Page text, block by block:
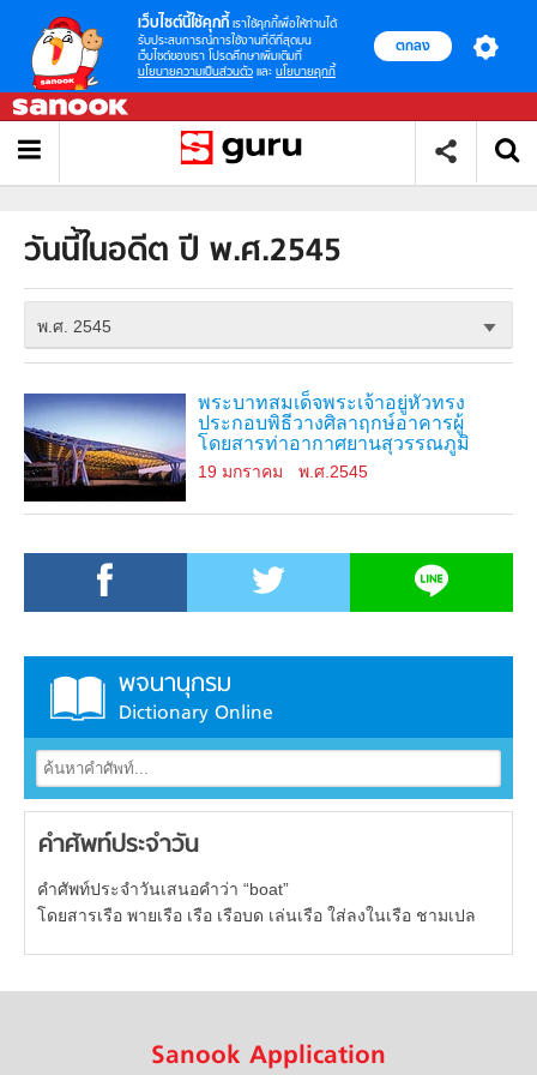
เว็บไซต์นี้ใช้คุกกี้ เราใช้คุกกี้เพื่อให้ท่านได้
รับประสบการณ์การใช้งานที่ดีที่สุดบน
เว็บไซต์ของเรา โปรดศึกษาเพิ่มเติมที่
นโยบายความเป็นส่วนตัว และ นโยบายคุกกี้
ตกลง
วันนี้ในอดีต ปี พ.ศ.2545
พ.ศ. 2545
พระบาทสมเด็จพระเจ้าอยู่หัวทรง
ประกอบพิธีวางศิลาฤกษ์อาคารผู้
โดยสารท่าอากาศยานสุวรรณภูมิ
19 มกราคม พ.ศ.2545
พจนานุกรม
Dictionary Online
คำศัพท์ประจำวัน
คำศัพท์ประจำวันเสนอคำว่า “boat”
โดยสารเรือ พายเรือ เรือ เรือบด เล่นเรือ ใส่ลงในเรือ ชามเปล
Sanook Application